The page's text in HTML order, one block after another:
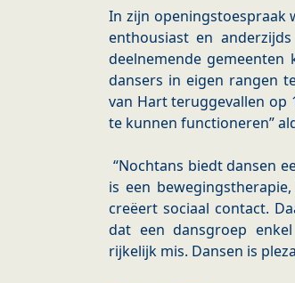
In zijn openingstoespraak
enthousiast en
deelnemende
dansers in eigen rangen
van Hart teruggevallen op
te kunnen functioneren”
“Nochtans biedt dansen
is een
creëert sociaal contact.
dat een dansgroep
rijkelijk mis. Dansen is